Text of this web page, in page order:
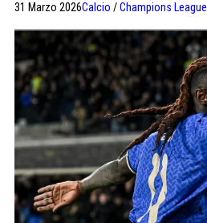
31 Marzo 2026Calcio /Champions League